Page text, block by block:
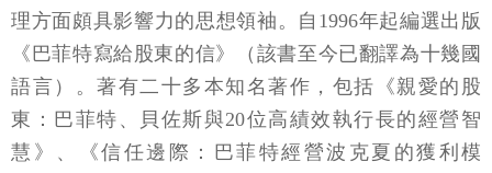
理方面頗具影響力的思想領袖。自1996年起編選出版
《巴菲特寫給股東的信》（該書至今已翻譯為十幾國
語言）。著有二十多本知名著作，包括《親愛的股
東：巴菲特、貝佐斯與20位高績效執行長的經營智
慧》、《信任邊際：巴菲特經營波克夏的獲利模